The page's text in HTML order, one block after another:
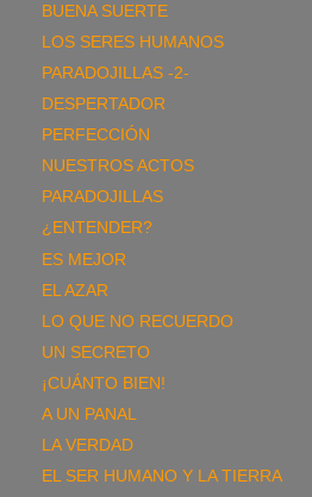
BUENA SUERTE
LOS SERES HUMANOS
PARADOJILLAS -2-
DESPERTADOR
PERFECCIÓN
NUESTROS ACTOS
PARADOJILLAS
¿ENTENDER?
ES MEJOR
EL AZAR
LO QUE NO RECUERDO
UN SECRETO
¡CUÁNTO BIEN!
A UN PANAL
LA VERDAD
EL SER HUMANO Y LA TIERRA